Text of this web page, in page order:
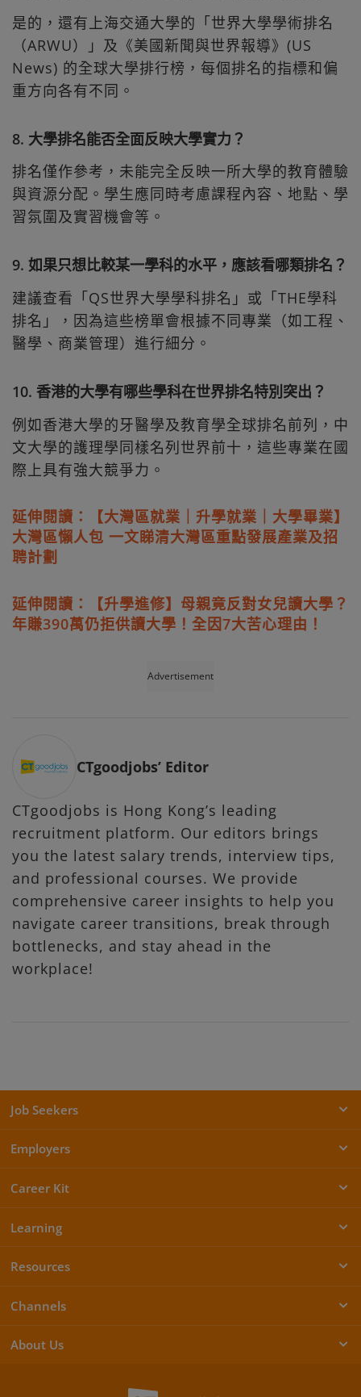
是的，還有上海交通大學的「世界大學學術排名
（ARWU）」及《美國新聞與世界報導》(US
News) 的全球大學排行榜，每個排名的指標和偏
重方向各有不同。
8. 大學排名能否全面反映大學實力？
排名僅作參考，未能完全反映一所大學的教育體驗
與資源分配。學生應同時考慮課程內容、地點、學
習氛圍及實習機會等。
9. 如果只想比較某一學科的水平，應該看哪類排名？
建議查看「QS世界大學學科排名」或「THE學科
排名」，因為這些榜單會根據不同專業（如工程、
醫學、商業管理）進行細分。
10. 香港的大學有哪些學科在世界排名特別突出？
例如香港大學的牙醫學及教育學全球排名前列，中
文大學的護理學同樣名列世界前十，這些專業在國
際上具有強大競爭力。
延伸閱讀：【大灣區就業｜升學就業｜大學畢業】
大灣區懶人包 一文睇清大灣區重點發展產業及招
聘計劃
延伸閱讀：【升學進修】母親竟反對女兒讀大學？
年賺390萬仍拒供讀大學！全因7大苦心理由！
Advertisement
CTgoodjobs’ Editor
CTgoodjobs is Hong Kong’s leading
recruitment platform. Our editors brings
you the latest salary trends, interview tips,
and professional courses. We provide
comprehensive career insights to help you
navigate career transitions, break through
bottlenecks, and stay ahead in the
workplace!
Job Seekers
Employers
Career Kit
Learning
Resources
Channels
About Us